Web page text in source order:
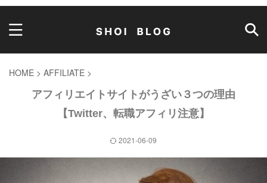
HOME > AFFILIATE >
アフィリエイトサイトがうざい３つの理由
【Twitter、転職アフィリ注意】
2021-06-09